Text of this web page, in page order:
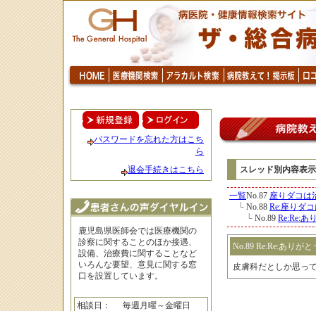
パスワードを忘れた方はこち
ら
退会手続きはこちら
鹿児島県医師会では医療機関の
診察に関することのほか接遇、
設備、治療費に関することなど
いろんな要望、意見に関する窓
口を設置しています。
相談日：
毎週月曜～金曜日
スレッド別内容表示
一覧No.87 座りダコは
└ No.88 Re:座りダ
└ No.89 Re:Re:あ
No.89 Re:Re:ありが
皮膚科だとしか思っ